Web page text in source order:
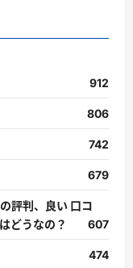
912
806
742
679
評判、良い 口コ
どうなの？
607
474